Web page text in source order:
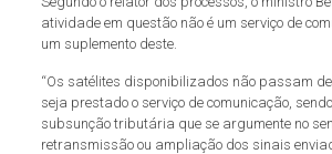
atividade em questão não é um serviço de
um suplemento deste.
“Os satélites disponibilizados não passam
seja prestado o serviço de comunicação,
subsunção tributária que se argumente no
retransmissão ou ampliação dos sinais